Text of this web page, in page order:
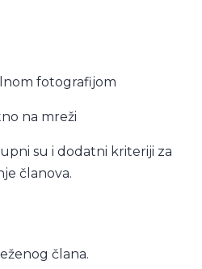
fotografijom
na mreži
su i dodatni kriteriji za
članova.
člana.